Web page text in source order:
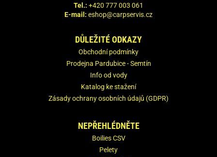
Tel.: +420 777 003 061
E-mail: eshop@carpservis.cz
DŮLEŽITÉ ODKAZY
Obchodní podmínky
Prodejna Pardubice - Semtín
Info od vody
Katalog ke stažení
Zásady ochrany osobních údajů (GDPR)
NEPŘEHLÉDNĚTE
Boilies CSV
Pelety